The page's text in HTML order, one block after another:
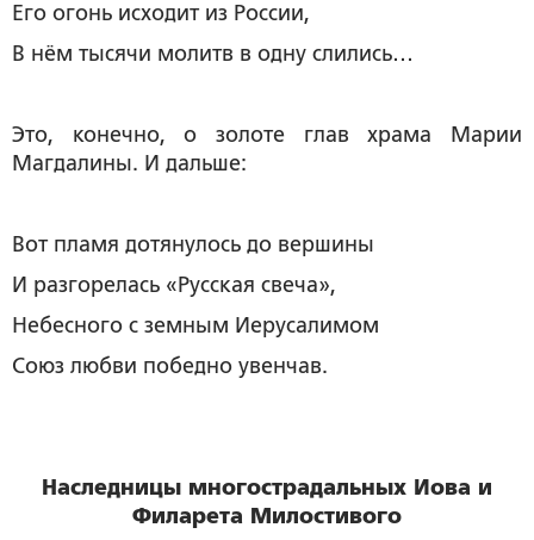
Его огонь исходит из России,
В нём тысячи молитв в одну слились…
Это, конечно, о золоте глав храма Марии
Магдалины. И дальше:
Вот пламя дотянулось до вершины
И разгорелась «Русская свеча»,
Небесного с земным Иерусалимом
Союз любви победно увенчав.
Наследницы многострадальных Иова и
Филарета Милостивого